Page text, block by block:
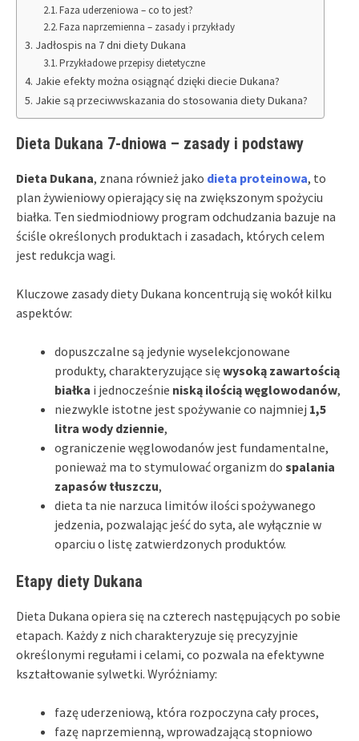
Faza uderzeniowa – co to jest?
Faza naprzemienna – zasady i przykłady
Jadłospis na 7 dni diety Dukana
Przykładowe przepisy dietetyczne
Jakie efekty można osiągnąć dzięki diecie Dukana?
Jakie są przeciwwskazania do stosowania diety Dukana?
Dieta Dukana 7-dniowa – zasady i podstawy
Dieta Dukana, znana również jako dieta proteinowa, to
plan żywieniowy opierający się na zwiększonym spożyciu
białka. Ten siedmiodniowy program odchudzania bazuje na
ściśle określonych produktach i zasadach, których celem
jest redukcja wagi.
Kluczowe zasady diety Dukana koncentrują się wokół kilku
aspektów:
dopuszczalne są jedynie wyselekcjonowane
produkty, charakteryzujące sięwysoką zawartością
białka i jednocześnie niską ilością węglowodanów,
niezwykle istotne jest spożywanie co najmniej 1,5
litra wody dziennie,
ograniczenie węglowodanów jest fundamentalne,
ponieważ ma to stymulować organizm do spalania
zapasów tłuszczu,
dieta ta nie narzuca limitów ilości spożywanego
jedzenia, pozwalając jeść do syta, ale wyłącznie w
oparciu o listę zatwierdzonych produktów.
Etapy diety Dukana
Dieta Dukana opiera się na czterech następujących po sobie
etapach. Każdy z nich charakteryzuje się precyzyjnie
określonymi regułami i celami, co pozwala na efektywne
kształtowanie sylwetki. Wyróżniamy:
fazę uderzeniową, która rozpoczyna cały proces,
fazę naprzemienną, wprowadzającą stopniowo